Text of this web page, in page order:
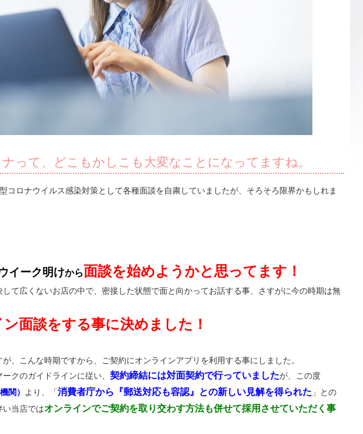
って、どこもかしこも大変なことになってますね。
コロナウイルス感染対策として各種面談を自粛していましたが、そろそろ限界かもしれま
イーク明けから面談を始めようかと思ってます！
て広くないお店の中で、密接した状態で面と向かってお話する事、さすがに今の時期は無
面談をする事に決めました！
、こんな時期ですから、ご契約にオンラインアプリを利用する事にしました。
クのガイドラインに従い、 契約締結には対面契約で行っていましたが、この度
関）
より、「消費者庁から『郵送対応も容認』との新しい見解を得られた 」との
い当店ではオンラインでご契約を取り交わす方法も併せて採用させていただく事